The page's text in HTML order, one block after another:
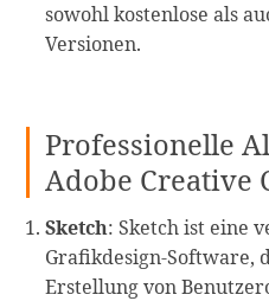
sowohl kostenlose als
Versionen.
Professionelle
Adobe Creative
Sketch: Sketch ist eine
Grafikdesign-Software,
Erstellung von